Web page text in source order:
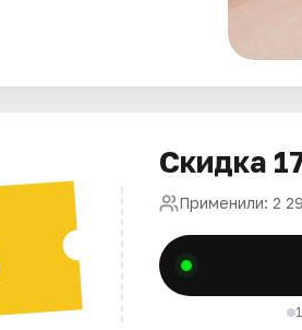
Скидка
Применили: 2